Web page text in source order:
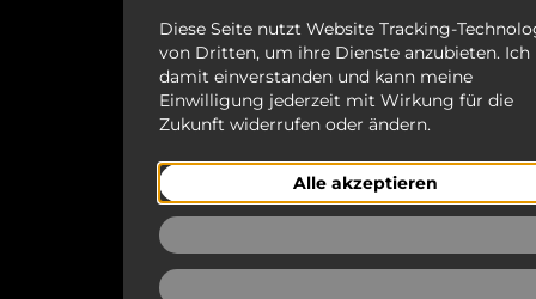
Diese Seite nutzt Website Tracking-
von Dritten, um ihre Dienste anzubieten. Ich
damit einverstanden und kann meine
Einwilligung jederzeit mit Wirkung für die
Zukunft widerrufen oder ändern.
Alle akzeptieren